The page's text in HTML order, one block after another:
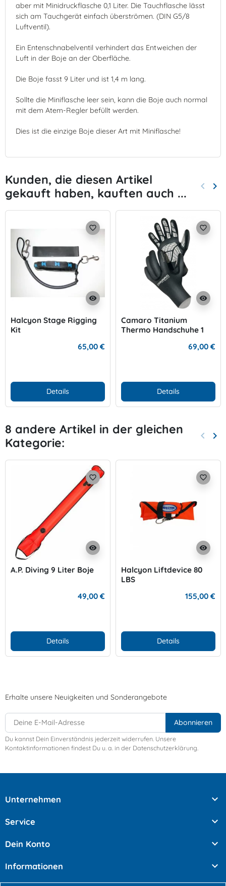
aber mit Minidruckflasche 0,1 Liter. Die Tauchflasche lässt
sich am Tauchgerät einfach überströmen. (DIN G5/8
Luftventil).
Ein Entenschnabelventil verhindert das Entweichen der
Luft in der Boje an der Oberfläche.
Die Boje fasst 9 Liter und ist 1,4 m lang.
Sollte die Miniflasche leer sein, kann die Boje auch normal
mit dem Atem-Regler befüllt werden.
Dies ist die einzige Boje dieser Art mit Miniflasche!
Kunden, die diesen Artikel
gekauft haben, kauften auch ...
Zurück
keyboard_arrow_left keyboard_arrow_right
visibility
favorite_border
Halcyon Stage Rigging
Kit
65,00 €
Details
visibility
favorite_border
Camaro Titanium
Thermo Handschuhe 1
69,00 €
Details
8 andere Artikel in der gleichen
Kategorie:
Zurück
keyboard_arrow_left keyboard_arrow_right
visibility
favorite_border
A.P. Diving 9 Liter Boje
49,00 €
Details
visibility
favorite_border
Halcyon Liftdevice 80
LBS
155,00 €
Details
Erhalte unsere Neuigkeiten und Sonderangebote
Du kannst Dein Einverständnis jederzeit widerrufen. Unsere
Kontaktinformationen findest Du u. a. in der Datenschutzerklärung.
Unternehmen 
Service 
Dein Konto 
Informationen 